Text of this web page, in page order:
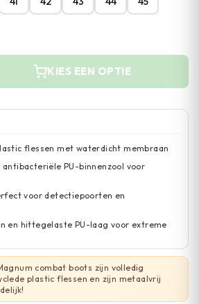
KIES EEN OPTIE
flessen met waterdicht membraan
antibacteriële PU-binnenzool voor
voor detectiepoorten en
en hittegelaste PU-laag voor extreme
combat boots zijn volledig
plastic flessen en zijn metaalvrij